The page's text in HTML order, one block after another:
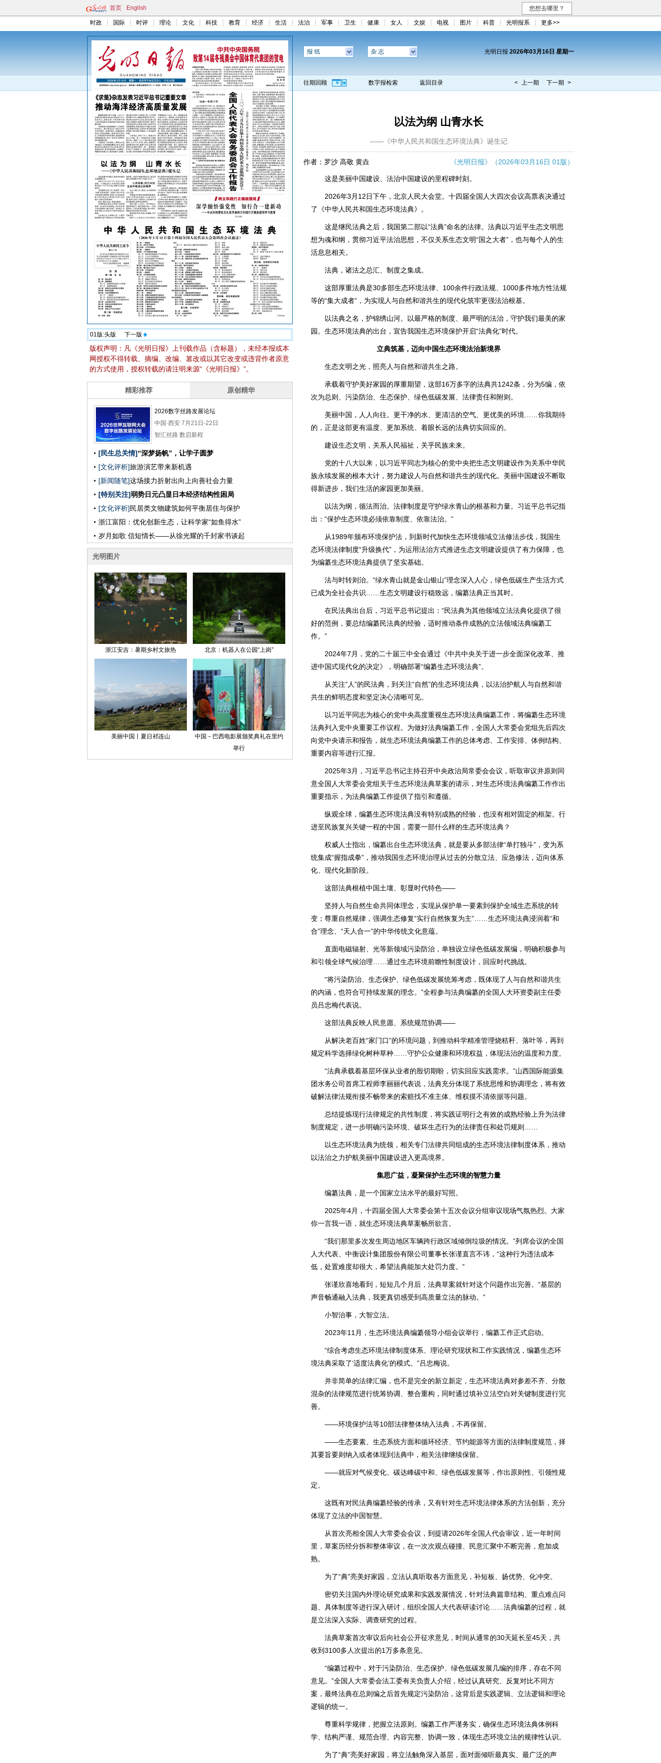
首页 English 您想去哪里？
时政 国际 时评 理论 文化 科技 教育 经济 生活 法治 军事 卫生 健康 女人 文娱 电视 图片 科普 光明报系 更多>>
01版:头版 下一版
版权声明：凡《光明日报》上刊载作品（含标题），未经本报或本
网授权不得转载、摘编、改编、篡改或以其它改变或违背作者原意
的方式使用，授权转载的请注明来源“《光明日报》”。
报 纸 杂 志 光明日报 2026年03月16日 星期一
往期回顾 数字报检索 返回目录 < 上一期 下一期 >
以法为纲 山青水长
——《中华人民共和国生态环境法典》诞生记
作者：罗沙 高敬 黄垚 《光明日报》（2026年03月16日 01版）
这是美丽中国建设、法治中国建设的里程碑时刻。
2026年3月12日下午，北京人民大会堂。十四届全国人大四次会议高票表决通过
了《中华人民共和国生态环境法典》。
这是继民法典之后，我国第二部以“法典”命名的法律。法典以习近平生态文明思
想为魂和纲，贯彻习近平法治思想，不仅关系生态文明“国之大者”，也与每个人的生
活息息相关。
法典，诸法之总汇、制度之集成。
这部厚重法典是30多部生态环境法律、100余件行政法规、1000多件地方性法规
等的“集大成者”，为实现人与自然和谐共生的现代化筑牢更强法治根基。
以法典之名，护锦绣山河。以最严格的制度、最严明的法治，守护我们最美的家
园。生态环境法典的出台，宣告我国生态环境保护开启“法典化”时代。
立典筑基，迈向中国生态环境法治新境界
生态文明之光，照亮人与自然和谐共生之路。
承载着守护美好家园的厚重期望，这部16万多字的法典共1242条，分为5编，依
次为总则、污染防治、生态保护、绿色低碳发展、法律责任和附则。
美丽中国，人人向往。更干净的水、更清洁的空气、更优美的环境……你我期待
的，正是这部更有温度、更加系统、着眼长远的法典切实回应的。
建设生态文明，关系人民福祉，关乎民族未来。
党的十八大以来，以习近平同志为核心的党中央把生态文明建设作为关系中华民
族永续发展的根本大计，努力建设人与自然和谐共生的现代化。美丽中国建设不断取
得新进步，我们生活的家园更加美丽。
以法为纲，循法而治。法律制度是守护绿水青山的根基和力量。习近平总书记指
出：“保护生态环境必须依靠制度、依靠法治。”
从1989年颁布环境保护法，到新时代加快生态环境领域立法修法步伐，我国生
态环境法律制度“升级换代”，为运用法治方式推进生态文明建设提供了有力保障，也
为编纂生态环境法典提供了坚实基础。
法与时转则治。“绿水青山就是金山银山”理念深入人心，绿色低碳生产生活方式
已成为全社会共识……生态文明建设行稳致远，编纂法典正当其时。
在民法典出台后，习近平总书记提出：“民法典为其他领域立法法典化提供了很
好的范例，要总结编纂民法典的经验，适时推动条件成熟的立法领域法典编纂工
作。”
2024年7月，党的二十届三中全会通过《中共中央关于进一步全面深化改革、推
进中国式现代化的决定》，明确部署“编纂生态环境法典”。
从关注“人”的民法典，到关注“自然”的生态环境法典，以法治护航人与自然和谐
共生的鲜明态度和坚定决心清晰可见。
以习近平同志为核心的党中央高度重视生态环境法典编纂工作，将编纂生态环境
法典列入党中央重要工作议程。为做好法典编纂工作，全国人大常委会党组先后四次
向党中央请示和报告，就生态环境法典编纂工作的总体考虑、工作安排、体例结构、
重要内容等进行汇报。
2025年3月，习近平总书记主持召开中央政治局常委会会议，听取审议并原则同
意全国人大常委会党组关于生态环境法典草案的请示，对生态环境法典编纂工作作出
重要指示，为法典编纂工作提供了指引和遵循。
纵观全球，编纂生态环境法典没有特别成熟的经验，也没有相对固定的框架。行
进至民族复兴关键一程的中国，需要一部什么样的生态环境法典？
权威人士指出，编纂出台生态环境法典，就是要从多部法律“单打独斗”，变为系
统集成“握指成拳”，推动我国生态环境治理从过去的分散立法、应急修法，迈向体系
化、现代化新阶段。
这部法典根植中国土壤、彰显时代特色——
坚持人与自然生命共同体理念，实现从保护单一要素到保护全域生态系统的转
变；尊重自然规律，强调生态修复“实行自然恢复为主”……生态环境法典浸润着“和
合”理念、“天人合一”的中华传统文化意蕴。
直面电磁辐射、光等新领域污染防治，单独设立绿色低碳发展编，明确积极参与
和引领全球气候治理……通过生态环境前瞻性制度设计，回应时代挑战。
“将污染防治、生态保护、绿色低碳发展统筹考虑，既体现了人与自然和谐共生
的内涵，也符合可持续发展的理念。”全程参与法典编纂的全国人大环资委副主任委
员吕忠梅代表说。
这部法典反映人民意愿、系统规范协调——
从解决老百姓“家门口”的环境问题，到推动科学精准管理烧秸秆、落叶等，再到
规定科学选择绿化树种草种……守护公众健康和环境权益，体现法治的温度和力度。
“法典承载着基层环保从业者的殷切期盼，切实回应实践需求。”山西国际能源集
团水务公司首席工程师李丽丽代表说，法典充分体现了系统思维和协调理念，将有效
破解法律法规衔接不畅带来的索赔找不准主体、维权摸不清依据等问题。
总结提炼现行法律规定的共性制度，将实践证明行之有效的成熟经验上升为法律
制度规定，进一步明确污染环境、破坏生态行为的法律责任和处罚规则……
以生态环境法典为统领，相关专门法律共同组成的生态环境法律制度体系，推动
以法治之力护航美丽中国建设进入更高境界。
集思广益，凝聚保护生态环境的智慧力量
编纂法典，是一个国家立法水平的最好写照。
2025年4月，十四届全国人大常委会第十五次会议分组审议现场气氛热烈。大家
你一言我一语，就生态环境法典草案畅所欲言。
“我们那里多次发生周边地区车辆跨行政区域倾倒垃圾的情况。”列席会议的全国
人大代表、中衡设计集团股份有限公司董事长张谨直言不讳，“这种行为违法成本
低，处置难度却很大，希望法典能加大处罚力度。”
张谨欣喜地看到，短短几个月后，法典草案就针对这个问题作出完善。“基层的
声音畅通融入法典，我更真切感受到高质量立法的脉动。”
小智治事，大智立法。
2023年11月，生态环境法典编纂领导小组会议举行，编纂工作正式启动。
“综合考虑生态环境法律制度体系、理论研究现状和工作实践情况，编纂生态环
境法典采取了‘适度法典化’的模式。”吕忠梅说。
并非简单的法律汇编，也不是完全的新立新定，生态环境法典对参差不齐、分散
混杂的法律规范进行统筹协调、整合重构，同时通过填补立法空白对关键制度进行完
善。
——环境保护法等10部法律整体纳入法典，不再保留。
——生态要素、生态系统方面和循环经济、节约能源等方面的法律制度规范，择
其要旨要则纳入或者体现到法典中，相关法律继续保留。
——就应对气候变化、碳达峰碳中和、绿色低碳发展等，作出原则性、引领性规
定。
这既有对民法典编纂经验的传承，又有针对生态环境法律体系的方法创新，充分
体现了立法的中国智慧。
从首次亮相全国人大常委会会议，到提请2026年全国人代会审议，近一年时间
里，草案历经分拆和整体审议，在一次次观点碰撞、民意汇聚中不断完善，愈加成
熟。
为了“典”亮美好家园，立法认真听取各方面意见，补短板、扬优势、化冲突。
密切关注国内外理论研究成果和实践发展情况，针对法典篇章结构、重点难点问
题、具体制度等进行深入研讨，组织全国人大代表研读讨论……法典编纂的过程，就
是立法深入实际、调查研究的过程。
法典草案首次审议后向社会公开征求意见，时间从通常的30天延长至45天，共
收到3100多人次提出的1万多条意见。
“编纂过程中，对于污染防治、生态保护、绿色低碳发展几编的排序，存在不同
意见。”全国人大常委会法工委有关负责人介绍，经过认真研究、反复对比不同方
案，最终法典在总则编之后首先规定污染防治，这背后是实践逻辑、立法逻辑和理论
逻辑的统一。
尊重科学规律，把握立法原则。编纂工作严谨务实，确保生态环境法典体例科
学、结构严谨、规范合理、内容完整、协调一致，体现生态环境立法的规律性认识。
为了“典”亮美好家园，将立法触角深入基层，面对面倾听最真实、最广泛的声